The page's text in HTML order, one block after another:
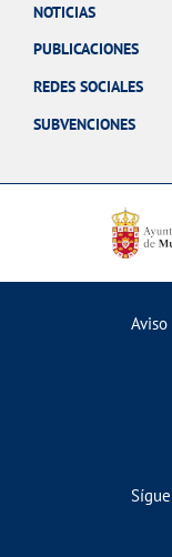
NOTICIAS
PUBLICACIONES
REDES SOCIALES
SUBVENCIONES